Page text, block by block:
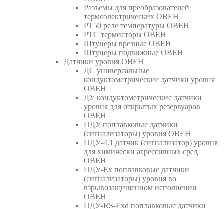
Разъемы для преобразователей
термоэлектрических ОВЕН
РТ50 реле температуры ОВЕН
РТС термисторы ОВЕН
Штуцеры врезные ОВЕН
Штуцеры подвижные ОВЕН
Датчики уровня ОВЕН
ДС универсальные
кондуктометрические датчики уровня
ОВЕН
ДУ кондуктометрические датчики
уровня для открытых резервуаров
ОВЕН
ПДУ поплавковые датчики
(сигнализаторы) уровня ОВЕН
ПДУ-4.1 датчик (сигнализатор) уровня
для химически агрессивных сред
ОВЕН
ПДУ-Ex поплавковые датчики
(сигнализаторы) уровня во
взрывозащищенном исполнении
ОВЕН
ПДУ-RS-Exd поплавковые датчики